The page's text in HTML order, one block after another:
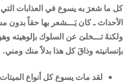
كل ما شعرَ به يسوع في العذابات
الأحداث ـ كان يَـــشعر بها حقاً
ولكنهُ تـــخلىَ عن السلوك بإلوهيته
بإنسانيته وذاقَ كل هذا بدلاً منك ومني.
لقد مات يسوع كل أنواع الميتات